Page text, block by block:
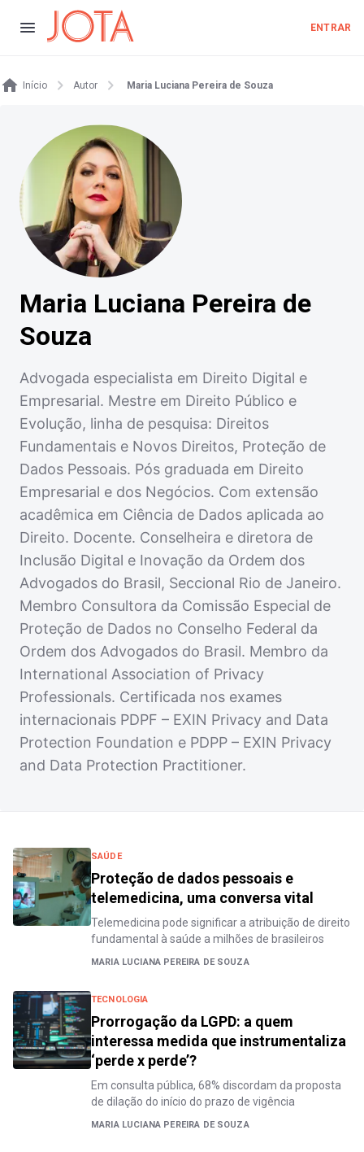
ENTRAR
Início Autor Maria Luciana Pereira de Souza
Maria Luciana Pereira de
Souza
Advogada especialista em Direito Digital e
Empresarial. Mestre em Direito Público e
Evolução, linha de pesquisa: Direitos
Fundamentais e Novos Direitos, Proteção de
Dados Pessoais. Pós graduada em Direito
Empresarial e dos Negócios. Com extensão
acadêmica em Ciência de Dados aplicada ao
Direito. Docente. Conselheira e diretora de
Inclusão Digital e Inovação da Ordem dos
Advogados do Brasil, Seccional Rio de Janeiro.
Membro Consultora da Comissão Especial de
Proteção de Dados no Conselho Federal da
Ordem dos Advogados do Brasil. Membro da
International Association of Privacy
Professionals. Certificada nos exames
internacionais PDPF – EXIN Privacy and Data
Protection Foundation e PDPP – EXIN Privacy
and Data Protection Practitioner.
SAÚDE
Proteção de dados pessoais e
telemedicina, uma conversa vital
Telemedicina pode significar a atribuição de direito
fundamental à saúde a milhões de brasileiros
MARIA LUCIANA PEREIRA DE SOUZA
TECNOLOGIA
Prorrogação da LGPD: a quem
interessa medida que instrumentaliza
‘perde x perde’?
Em consulta pública, 68% discordam da proposta
de dilação do início do prazo de vigência
MARIA LUCIANA PEREIRA DE SOUZA